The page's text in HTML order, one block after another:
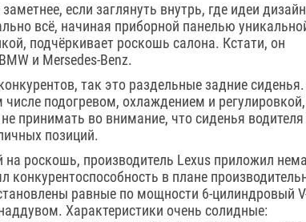
если заглянуть внутрь, где идеи
всё, начиная приборной панелью
подчёркивает роскошь салона. Кстати, он
и Mersedes-Benz.
так это раздельные задние
подогревом, охлаждением и регулировкой,
принимать во внимание, что сиденья водителя
позиций.
роскошь, производитель Lexus приложил
конкурентоспособность в плане
равные по мощности 6-цилиндровый
Характеристики очень солидные: